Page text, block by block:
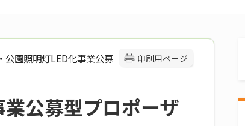
印刷用ページ
公園照明灯LED化事業公募
公募型プロポーザ